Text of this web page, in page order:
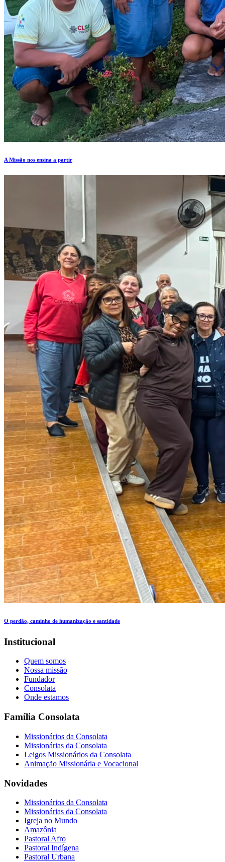
A Missão nos ensina a partir
O perdão, caminho de humanização e santidade
Institucional
Quem somos
Nossa missão
Fundador
Consolata
Onde estamos
Família Consolata
Missionários da Consolata
Missionárias da Consolata
Leigos Missionários da Consolata
Animação Missionária e Vocacional
Novidades
Missionários da Consolata
Missionárias da Consolata
Igreja no Mundo
Amazônia
Pastoral Afro
Pastoral Indígena
Pastoral Urbana